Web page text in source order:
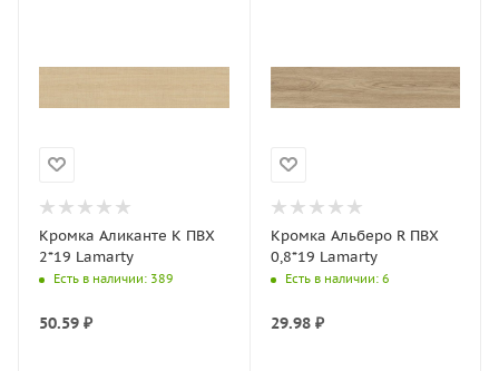
Кромка Аликанте K ПВХ
2*19 Lamarty
Есть в наличии: 389
50.59 ₽
Кромка Альберо R ПВХ
0,8*19 Lamarty
Есть в наличии: 6
29.98₽